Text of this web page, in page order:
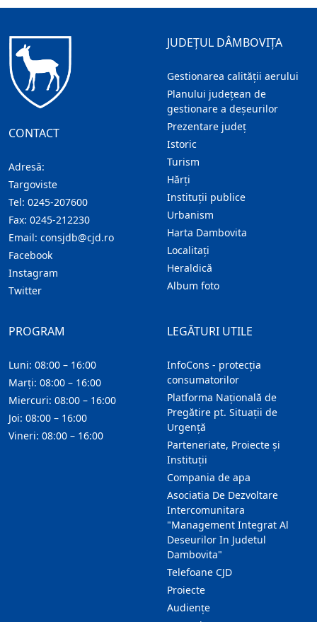
CONTACT
Adresă:
Targoviste
Tel: 0245-207600
Fax: 0245-212230
Email: consjdb@cjd.ro
Facebook
Instagram
Twitter
JUDEȚUL DÂMBOVIȚA
Gestionarea calității aerului
Planului județean de
gestionare a deșeurilor
Prezentare judeţ
Istoric
Turism
Hărţi
Instituţii publice
Urbanism
Harta Dambovita
Localitaţi
Heraldică
Album foto
LEGĂTURI UTILE
InfoCons - protecția
consumatorilor
Platforma Națională de
Pregătire pt. Situații de
Urgență
Parteneriate, Proiecte și
Instituții
Compania de apa
Asociatia De Dezvoltare
Intercomunitara
"Management Integrat Al
Deseurilor In Judetul
Dambovita"
Telefoane CJD
Proiecte
Audienţe
PROGRAM
Luni: 08:00 – 16:00
Marți: 08:00 – 16:00
Miercuri: 08:00 – 16:00
Joi: 08:00 – 16:00
Vineri: 08:00 – 16:00